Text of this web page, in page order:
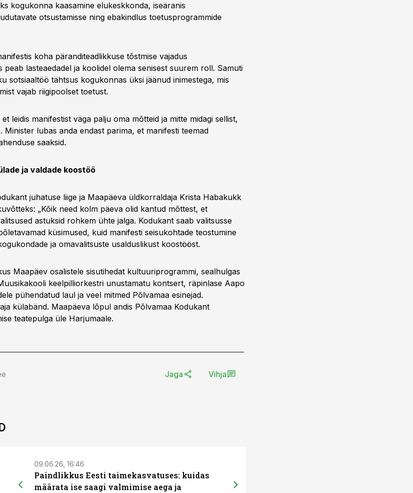
kogukonna kaasamine elukeskkonda, iseäranis
otsustamisse ning ebakindlus toetusprogrammide
koha päranditeadlikkuse tõstmise vajadus
peab lasteaedadel ja koolidel olema senisest suurem roll. Samuti
sotsiaaltöö tähtsus kogukonnas üksi jäänud inimestega, mis
vajab riigipoolset toetust.
leidis manifestist väga palju oma mõtteid ja mitte midagi sellist,
Minister lubas anda endast parima, et manifesti teemad
saaksid.
ja valdade koostöö
juhatuse liige ja Maapäeva üldkorraldaja Krista Habakukk
„Kõik need kolm päeva olid kantud mõttest, et
astuksid rohkem ühte jalga. Kodukant saab valitsusse
küsimused, kuid manifesti seisukohtade teostumine
ja omavalitsuste usalduslikust koostööst.
Maapäev osalistele sisutihedat kultuuriprogrammi, sealhulgas
keelpilliorkestri unustamatu kontsert, räpinlase Aapo
pühendatud laul ja veel mitmed Põlvamaa esinejad.
külabänd. Maapäeva lõpul andis Põlvamaa Kodukant
teatepulga üle Harjumaale.
Jaga Vihja
09.06.26, 16:46
Paindlikkus Eesti taimekasvatuses: kuidas
määrata ise saagi valmimise aega ja